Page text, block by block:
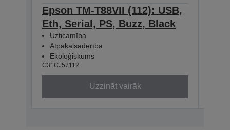
Epson TM-T88VII (112): USB,
Eth, Serial, PS, Buzz, Black
Uzticamība
Atpakaļsaderība
Ekoloģiskums
C31CJ57112
Uzzināt vairāk